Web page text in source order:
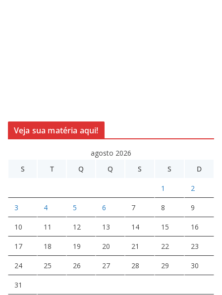
Veja sua matéria aqui!
agosto 2026
S
T Q Q S S D
1 2
3 4 5 6 7 8 9
10 11 12 13 14 15 16
17 18 19 20 21 22 23
24 25 26 27 28 29 30
31